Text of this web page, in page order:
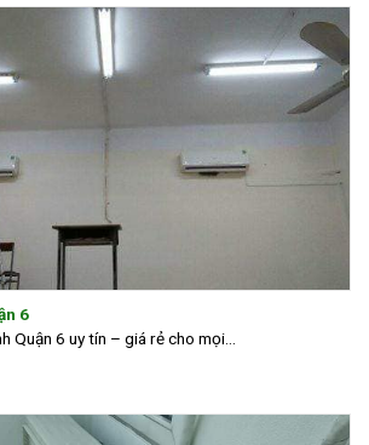
6
Quận 6 uy tín – giá rẻ cho mọi...